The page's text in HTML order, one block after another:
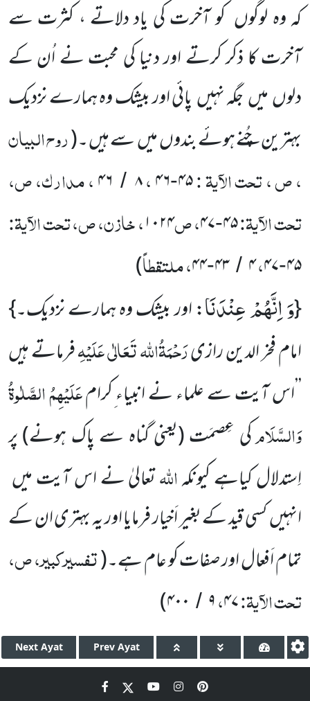
کہ وہ لوگوں کو آخرت کی یاد دلاتے ، کثرت سے
آخرت کا ذکر کرتے اور دنیا کی محبت نے اُن کے
دلوں میں جگہ نہیں پائی اور بیشک وہ ہمارے نزدیک
بہترین چُنے ہوئے بندوں میں سے ہیں ۔(روح البیان
، ص ، تحت الآیۃ :۴۵-۴۶،۸ / ۴۶، مدارک، ص،
تحت الآیۃ:۴۵-۴۷، ص۱۰۲۴، خازن، ص، تحت الآیۃ:
۴۵-۴۷،۴ / ۴۳-۴۴، ملتقطاً)
{وَ اِنَّهُمْ عِنْدَنَا: اور بیشک وہ ہمارے نزدیک۔}
امام فخر الدین رازیرَحْمَۃُاللہ تَعَالٰی عَلَیْہِفرماتے ہیں
’’اس آیت سے علماء نے انبیاء ِکرامعَلَیْہِمُ الصَّلٰوۃُ
وَالسَّلَامکی عِصمَت (یعنی گناہ سے پاک ہونے) پر
اِستدلال کیاہے کیونکہاللہتعالیٰ نے اس آیت میں
انہیں کسی قید کے بغیر اَخیار فرمایا اور یہ بہتری ان کے
تمام اَفعال اور صفات کو عام ہے۔(تفسیرکبیر، ص،
تحت الآیۃ:۴۷،۹ / ۴۰۰)
Next Ayat Prev Ayat